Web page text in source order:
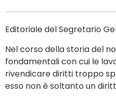
Editoriale del Segretario
Nel corso della storia del
fondamentali con cui le
rivendicare diritti troppo
esso non è soltanto un